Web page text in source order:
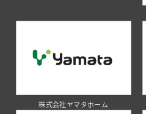
株式会社ヤマタホーム